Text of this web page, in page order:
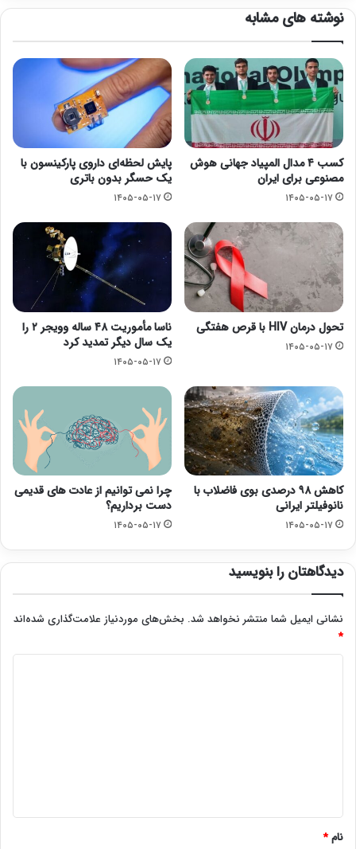
نوشته های مشابه
کسب ۴ مدال المپیاد جهانی هوش
مصنوعی برای ایران
۱۴۰۵-۰۵-۱۷
پایش لحظه‌ای داروی پارکینسون با
یک حسگر بدون باتری
۱۴۰۵-۰۵-۱۷
تحول درمان HIV با قرص هفتگی
۱۴۰۵-۰۵-۱۷
ناسا مأموریت ۴۸ ساله وویجر ۲ را
یک سال دیگر تمدید کرد
۱۴۰۵-۰۵-۱۷
کاهش ۹۸ درصدی بوی فاضلاب با
نانوفیلتر ایرانی
۱۴۰۵-۰۵-۱۷
چرا نمی توانیم از عادت های قدیمی
دست برداریم؟
۱۴۰۵-۰۵-۱۷
دیدگاهتان را بنویسید
نشانی ایمیل شما منتشر نخواهد شد. بخش‌های موردنیاز علامت‌گذاری شده‌اند
*
نام*